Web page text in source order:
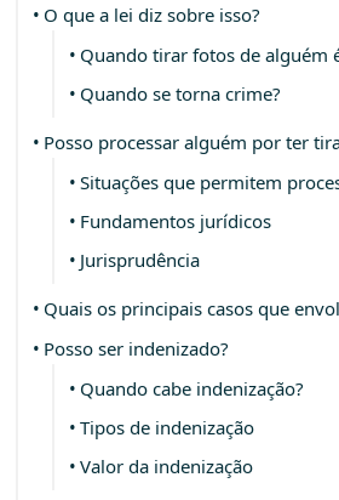
O que a lei diz sobre isso?
Quando tirar fotos de alguém
Quando se torna crime?
Posso processar alguém por ter
Situações que permitem
Fundamentos jurídicos
Jurisprudência
Quais os principais casos que
Posso ser indenizado?
Quando cabe indenização?
Tipos de indenização
Valor da indenização